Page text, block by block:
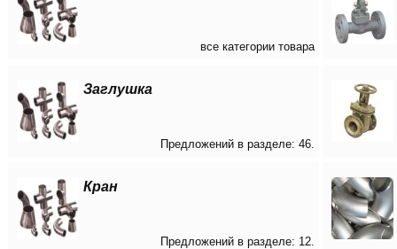
все категории товара
Заглушка
Предложений в разделе: 46.
Кран
Предложений в разделе: 12.